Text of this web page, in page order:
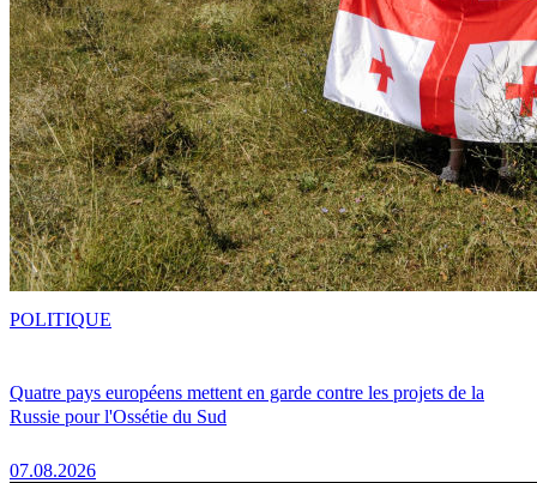
Quatre pays européens mettent en garde contre les projets de la
Russie pour l'Ossétie du Sud
07.08.2026
POLITIQUE